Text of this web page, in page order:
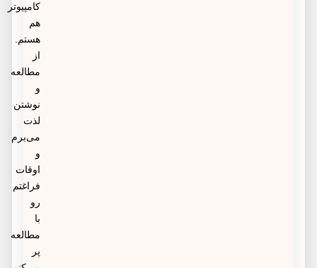
کامپیوتر
هستم.
مطالعه
نوشتن
می‌برم
اوقات
فراغتم
مطالعه